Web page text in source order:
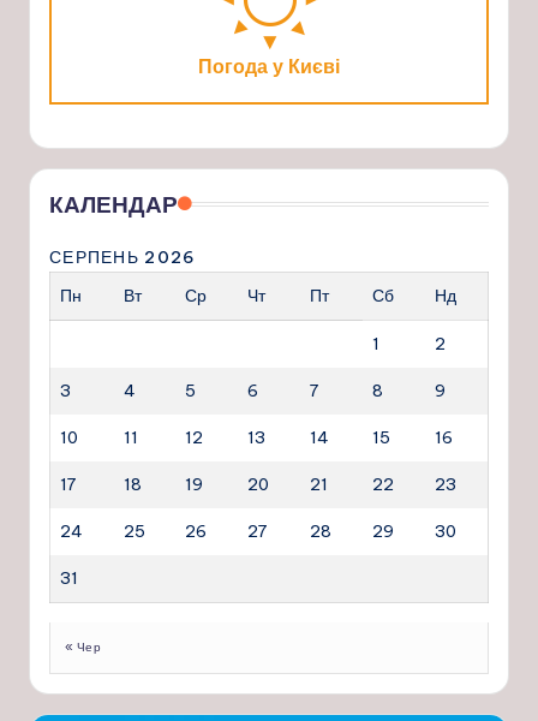
Погода у Києві
КАЛЕНДАР
СЕРПЕНЬ 2026
Пн
Вт Ср Чт Пт Сб Нд
1 2
3 4 5 6 7 8 9
10 11 12 13 14 15 16
17 18 19 20 21 22 23
24 25 26 27 28 29 30
31
« Чер